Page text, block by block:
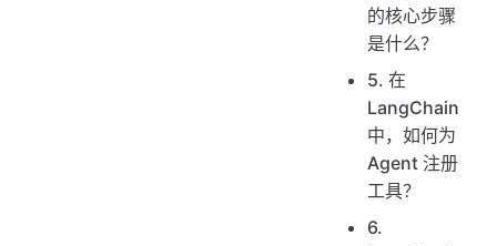
的核心步骤
是什么？
5. 在
LangChain
中，如何为
Agent 注册
工具？
6.